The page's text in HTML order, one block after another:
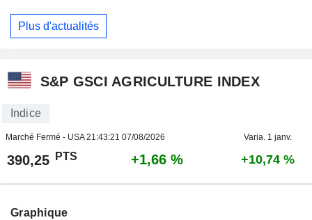
Plus d'actualités
S&P GSCI AGRICULTURE INDEX
Indice
Marché Fermé - USA21:43:21 07/08/2026 Varia. 1 janv.
390,25 PTS +1,66 % +10,74 %
Graphique